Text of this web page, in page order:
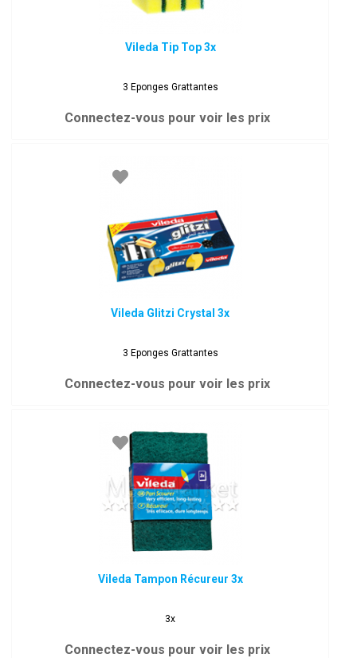
Vileda Tip Top 3x
3 Eponges Grattantes
Connectez-vous pour voir les prix
Vileda Glitzi Crystal 3x
3 Eponges Grattantes
Connectez-vous pour voir les prix
Vileda Tampon Récureur 3x
3x
Connectez-vous pour voir les prix